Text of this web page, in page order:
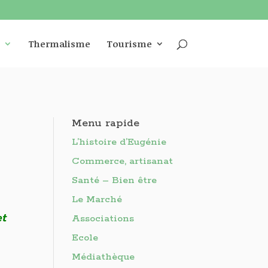
Thermalisme Tourisme
Menu rapide
L’histoire d’Eugénie
Commerce, artisanat
Santé – Bien être
Le Marché
Associations
Ecole
Médiathèque